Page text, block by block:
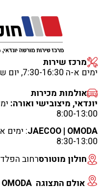
מרכז שירות
ימים א-ה 7:30-16:30, יום שישי 7:30-12:30
אולמות מכירות
יונדאי, מיצובישי ואורה:
8:00-13:00
JAECOO | OMODA
8:30-13:00
חולון מוטורסרחוב הפלד 10, אזור תעשייה חולון
אולם התצוגה JAECOO | OMODA